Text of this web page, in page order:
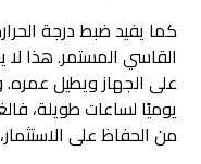
كما يفيد ضبط درجة
القاسي المستمر. هذا
على الجهاز ويطيل
يوميًا لساعات طويلة،
من الحفاظ على